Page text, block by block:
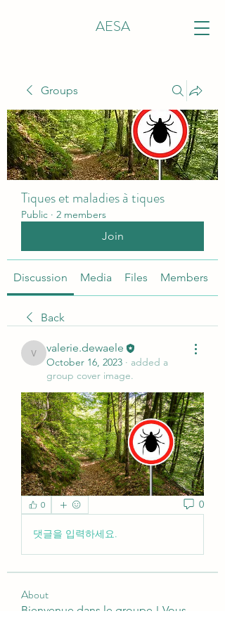
AESA
Groups
Tiques et maladies à tiques
Public · 2 members
Join
Discussion Media Files Members
Back
valerie.dewaele
valerie.dewaele
October 16, 2023 · added a
group cover image.
0 0
댓글을 입력하세요.
About
Bienvenue dans le groupe ! Vous